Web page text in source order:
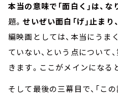
本当の意味で「面白く」は、な
題。 せいぜい面白「げ」止まり、
編映画としては、本当にうま
ていない、という点について
きます。ここがメインになる
そして最後の三幕目で、「こ